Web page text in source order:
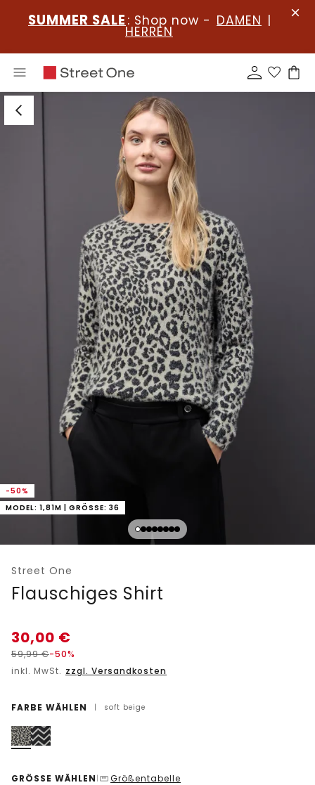
SUMMER SALE : Shop now - DAMEN |
HERREN
-50%
MODEL: 1,81M | GRÖSSE: 36
Street One
Flauschiges Shirt
30,00 €
59,99€-50%
inkl. MwSt. zzgl. Versandkosten
FARBE WÄHLEN | soft beige
GRÖSSE WÄHLEN | Größentabelle